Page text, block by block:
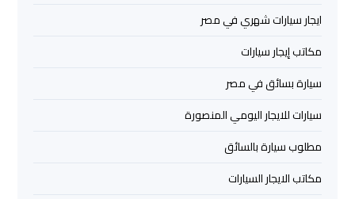
ايجار سيارات شهري في مصر
مكاتب إيجار سيارات
سيارة بسائق في مصر
سيارات للايجار اليومي المنصورة
مطلوب سيارة بالسائق
مكاتب الايجار السيارات
ليموزين
ليموزين